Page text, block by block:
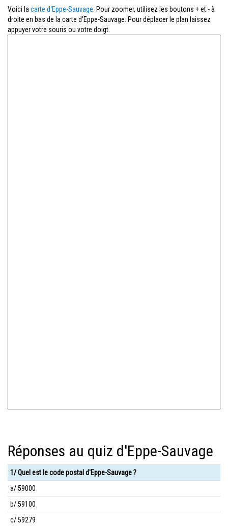
Voici la carte d'Eppe-Sauvage . Pour zoomer, utilisez les boutons + et - à
droite en bas de la carte d'Eppe-Sauvage. Pour déplacer le plan laissez
appuyer votre souris ou votre doigt.
Réponses au quiz d'Eppe-Sauvage
1/ Quel est le code postal d'Eppe-Sauvage ?
a/ 59000
b/ 59100
c/ 59279